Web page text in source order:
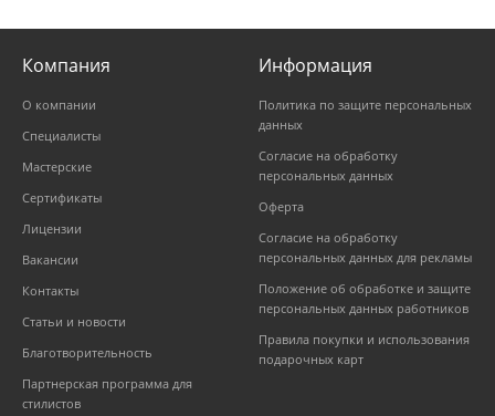
Компания
О компании
Специалисты
Мастерские
Сертификаты
Лицензии
Вакансии
Контакты
Статьи и новости
Благотворительность
Партнерская программа для
стилистов
Информация
Политика по защите персональных
данных
Согласие на обработку
персональных данных
Оферта
Согласие на обработку
персональных данных для рекламы
Положение об обработке и защите
персональных данных работников
Правила покупки и использования
подарочных карт